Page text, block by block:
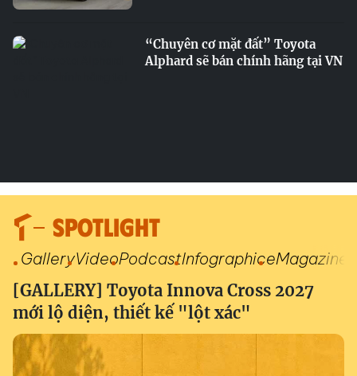
“Chuyên cơ mặt đất” Toyota
Alphard sẽ bán chính hãng tại VN
SPOTLIGHT
GalleryVideoPodcastInfographiceMagazine
[GALLERY] Toyota Innova Cross 2027
mới lộ diện, thiết kế "lột xác"